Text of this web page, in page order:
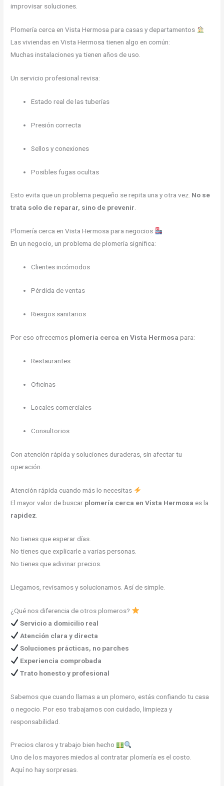
improvisar soluciones.
Plomería cerca en Vista Hermosa para casas y departamentos
Las viviendas en Vista Hermosa tienen algo en común:
Muchas instalaciones ya tienen años de uso.
Un servicio profesional revisa:
Estado real de las tuberías
Presión correcta
Sellos y conexiones
Posibles fugas ocultas
Esto evita que un problema pequeño se repita una y otra vez. No se
trata solo de reparar, sino de prevenir.
Plomería cerca en Vista Hermosa para negocios
En un negocio, un problema de plomería significa:
Clientes incómodos
Pérdida de ventas
Riesgos sanitarios
Por eso ofrecemos plomería cerca en Vista Hermosa para:
Restaurantes
Oficinas
Locales comerciales
Consultorios
Con atención rápida y soluciones duraderas, sin afectar tu
operación.
Atención rápida cuando más lo necesitas
El mayor valor de buscar plomería cerca en Vista Hermosa es la
rapidez
No tienes que esperar días.
No tienes que explicarle a varias personas.
No tienes que adivinar precios.
Llegamos, revisamos y solucionamos. Así de simple.
¿Qué nos diferencia de otros plomeros?
Servicio a domicilio real
Atención clara y directa
Soluciones prácticas, no parches
Experiencia comprobada
Trato honesto y profesional
Sabemos que cuando llamas a un plomero, estás confiando tu casa
o negocio. Por eso trabajamos con cuidado, limpieza y
responsabilidad.
Precios claros y trabajo bien hecho
Uno de los mayores miedos al contratar plomería es el costo.
Aquí no hay sorpresas.